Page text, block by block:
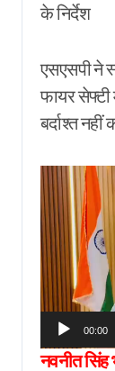
के निर्देश
एसएसपी ने
फायर सेफ्टी
बर्दाश्त नहीं
Video
Player
00:00
नवनीत सिंह